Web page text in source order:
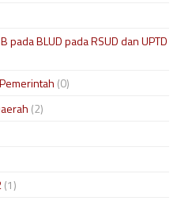
pada BLUD pada RSUD dan UPTD
(0)
(2)
(1)